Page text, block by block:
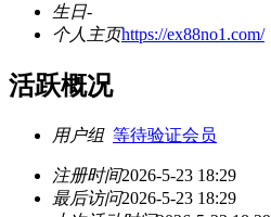
生日-
个人主页https://ex88no1.com/
活跃概况
用户组 等待验证会员
注册时间2026-5-23 18:29
最后访问2026-5-23 18:29